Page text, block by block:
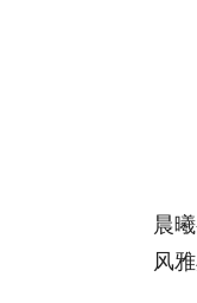
晨
风